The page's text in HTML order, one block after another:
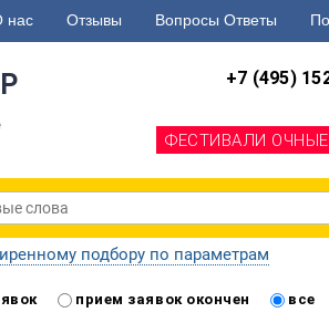
нас Отзывы Вопросы Ответы
+7 (495)
ФЕСТИВАЛИ ОЧНЫЕ
подбору по параметрам
прием заявок окончен все